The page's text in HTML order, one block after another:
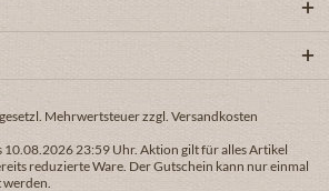
Mehrwertsteuer zzgl. Versandkosten
23:59 Uhr. Aktion gilt für alles Artikel
reduzierte Ware. Der Gutschein kann nur einmal
werden.